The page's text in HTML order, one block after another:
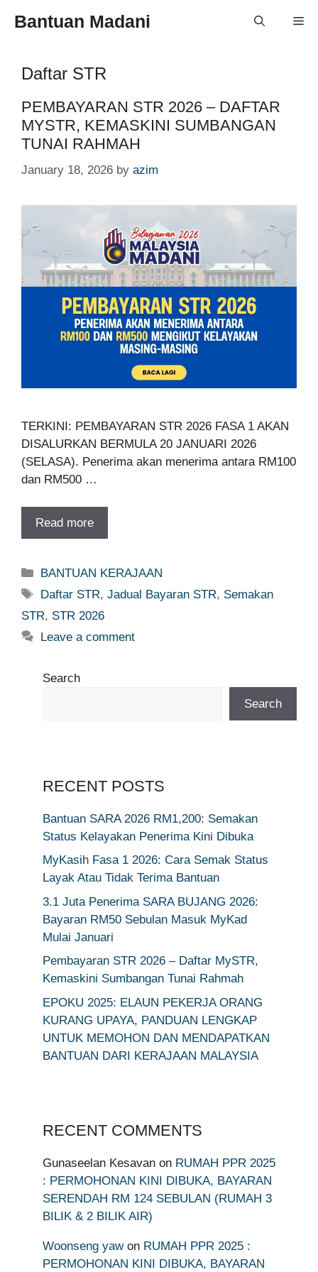
Bantuan Madani
Daftar STR
PEMBAYARAN STR 2026 – DAFTAR
MYSTR, KEMASKINI SUMBANGAN
TUNAI RAHMAH
January 18, 2026 by azim
TERKINI: PEMBAYARAN STR 2026 FASA 1 AKAN
DISALURKAN BERMULA 20 JANUARI 2026
(SELASA). Penerima akan menerima antara RM100
dan RM500 …
Read more
Categories
BANTUAN KERAJAAN
Tags
Daftar STR,Jadual Bayaran STR, Semakan
STR, STR 2026
Leave a comment
Search
Search
RECENT POSTS
Bantuan SARA 2026 RM1,200: Semakan
Status Kelayakan Penerima Kini Dibuka
MyKasih Fasa 1 2026: Cara Semak Status
Layak Atau Tidak Terima Bantuan
3.1 Juta Penerima SARA BUJANG 2026:
Bayaran RM50 Sebulan Masuk MyKad
Mulai Januari
Pembayaran STR 2026 – Daftar MySTR,
Kemaskini Sumbangan Tunai Rahmah
EPOKU 2025: ELAUN PEKERJA ORANG
KURANG UPAYA, PANDUAN LENGKAP
UNTUK MEMOHON DAN MENDAPATKAN
BANTUAN DARI KERAJAAN MALAYSIA
RECENT COMMENTS
Gunaseelan Kesavan on RUMAH PPR 2025
: PERMOHONAN KINI DIBUKA, BAYARAN
SERENDAH RM 124 SEBULAN (RUMAH 3
BILIK & 2 BILIK AIR)
Woonseng yawon RUMAH PPR 2025 :
PERMOHONAN KINI DIBUKA, BAYARAN